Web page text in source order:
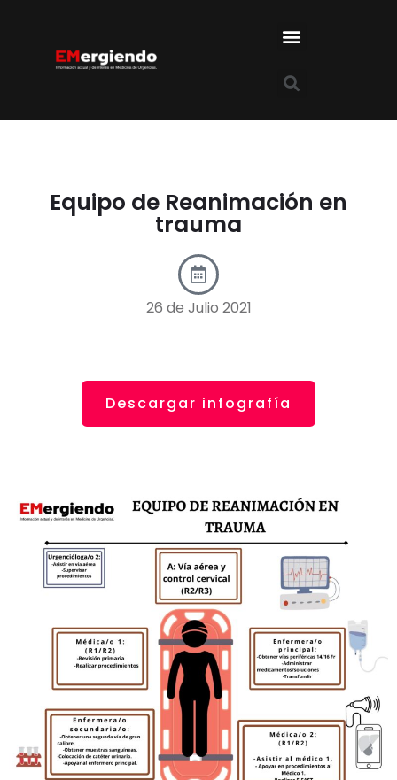
Equipo de Reanimación en
trauma
26 de Julio 2021
Descargar infografía